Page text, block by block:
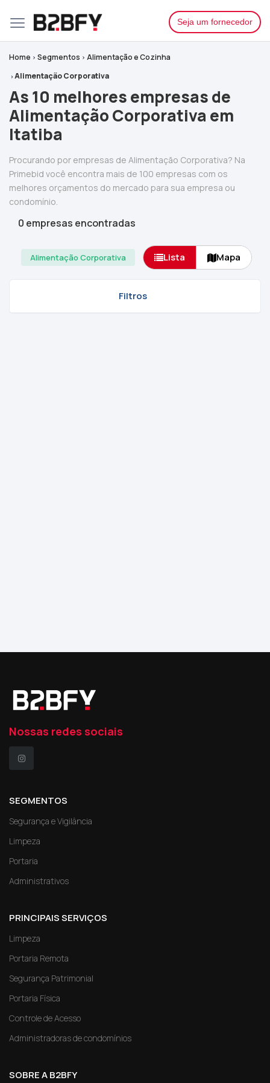
Seja um fornecedor
Home Segmentos
Alimentação e Cozinha
Alimentação Corporativa
As 10 melhores empresas de
Alimentação Corporativa em
Itatiba
Procurando por empresas de Alimentação Corporativa? Na
Primebid você encontra mais de 100 empresas com os
melhores orçamentos do mercado para sua empresa ou
condomínio.
0 empresas encontradas
Alimentação Corporativa Lista Mapa
Filtros
Nossas redes sociais
SEGMENTOS
Segurança e Vigilância
Limpeza
Portaria
Administrativos
PRINCIPAIS SERVIÇOS
Limpeza
Portaria Remota
Segurança Patrimonial
Portaria Física
Controle de Acesso
Administradoras de condomínios
SOBRE A B2BFY